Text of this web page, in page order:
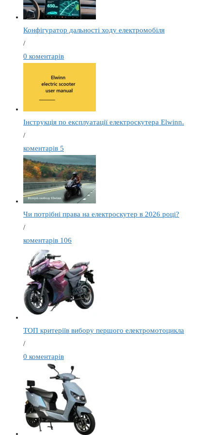
Конфігуратор дальності ходу електромобіля
/
0 коментарів
Інструкція по експлуатації електроскутера Elwinn.
/
коментарів 5
Чи потрібні права на електроскутер в 2026 році?
/
коментарів 106
ТОП критеріїв вибору першого електромотоцикла
/
0 коментарів